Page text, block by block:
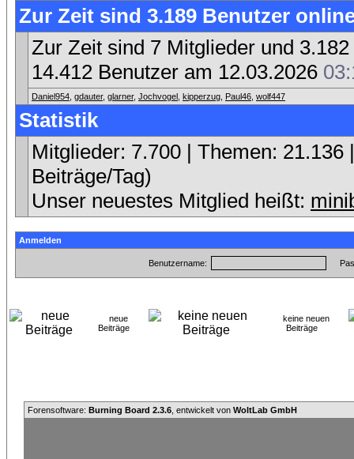
Zur Zeit sind 3.189 Benutzer
Zur Zeit sind 7 Mitglieder und
14.412 Benutzer am 12.03.2026
Daniel954 gdauter, glarner, Jochvogel kipperzug Paul46 wolf447
Statistik
Mitglieder: 7.700 | Themen:
Beiträge/Tag)
Unser neuestes Mitglied heißt:
Anmelden
Benutzername:
neue
Beiträge
keine neuen
Beiträge
Forensoftware: Burning Board 2.3.6 , entwickelt von WoltLab GmbH